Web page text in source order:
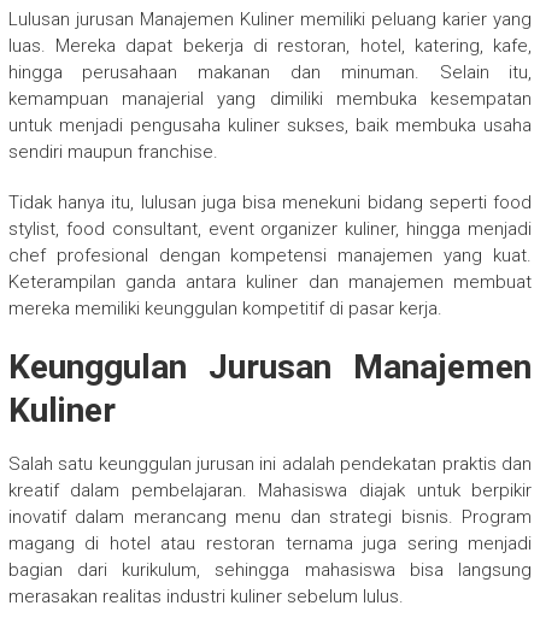
Lulusan jurusan Manajemen Kuliner memiliki peluang karier yang
luas. Mereka dapat bekerja di restoran, hotel, katering, kafe,
hingga perusahaan makanan dan minuman. Selain itu,
kemampuan manajerial yang dimiliki membuka kesempatan
untuk menjadi pengusaha kuliner sukses, baik membuka usaha
sendiri maupun franchise.
Tidak hanya itu, lulusan juga bisa menekuni bidang seperti food
stylist, food consultant, event organizer kuliner, hingga menjadi
chef profesional dengan kompetensi manajemen yang kuat.
Keterampilan ganda antara kuliner dan manajemen membuat
mereka memiliki keunggulan kompetitif di pasar kerja.
Keunggulan Jurusan Manajemen
Kuliner
Salah satu keunggulan jurusan ini adalah pendekatan praktis dan
kreatif dalam pembelajaran. Mahasiswa diajak untuk berpikir
inovatif dalam merancang menu dan strategi bisnis. Program
magang di hotel atau restoran ternama juga sering menjadi
bagian dari kurikulum, sehingga mahasiswa bisa langsung
merasakan realitas industri kuliner sebelum lulus.